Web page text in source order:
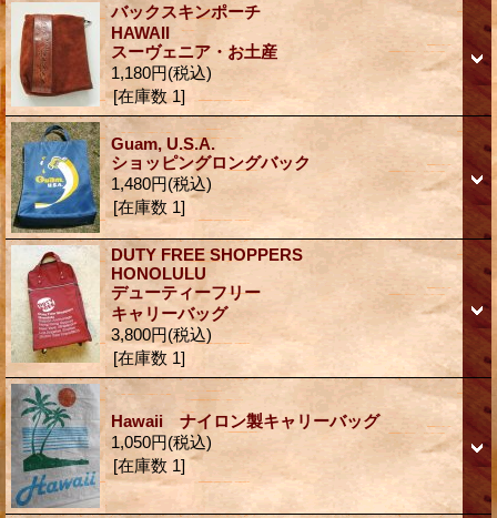
バックスキンポーチ
HAWAII
スーヴェニア・お土産
1,180円(税込)
[在庫数 1]
Guam, U.S.A.
ショッピングロングバック
1,480円(税込)
[在庫数 1]
DUTY FREE SHOPPERS
HONOLULU
デューティーフリー
キャリーバッグ
3,800円(税込)
[在庫数 1]
Hawaii ナイロン製キャリーバッグ
1,050円(税込)
[在庫数 1]